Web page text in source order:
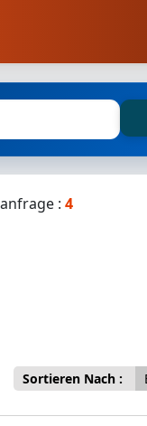
: 4
Sortieren Nach :